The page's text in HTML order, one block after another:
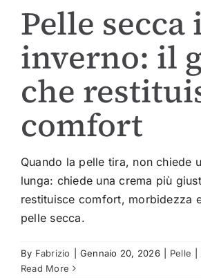
Pelle secca
inverno: il
che
comfort
Quando la pelle tira, non chiede
lunga: chiede una crema più
restituisce comfort, morbidezza
pelle secca.
By Fabrizio Gennaio 20, 2026 Pelle
Read More